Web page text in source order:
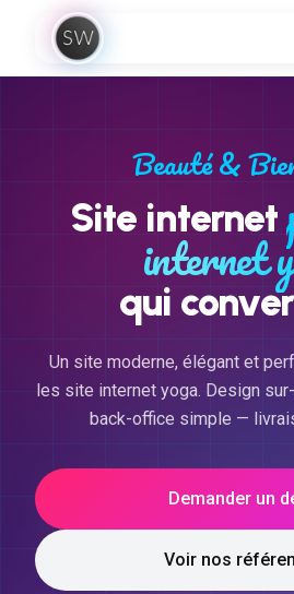
Aller au contenu
Beauté &
Site internet
internet
qui
Un site moderne, élégant et
les site internet yoga. Design
back-office simple —
Demander un
Voir nos